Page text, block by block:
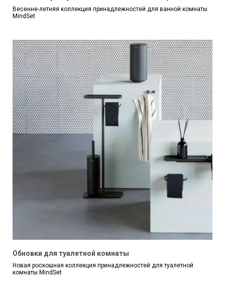
Весенне-летняя коллекция принадлежностей для ванной комнаты
MindSet
Обновки для туалетной комнаты
Новая роскошная коллекция принадлежностей для туалетной
комнаты MindSet